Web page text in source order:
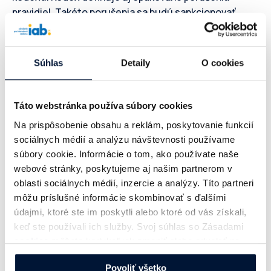
Súhlas Detaily O cookies
Táto webstránka používa súbory cookies
Na prispôsobenie obsahu a reklám, poskytovanie funkcií
sociálnych médií a analýzu návštevnosti používame
súbory cookie. Informácie o tom, ako používate naše
webové stránky, poskytujeme aj našim partnerom v
oblasti sociálnych médií, inzercie a analýzy. Títo partneri
môžu príslušné informácie skombinovať s ďalšími
údajmi, ktoré ste im poskytli alebo ktoré od vás získali,
keď ste používali ich služby. Svoj súhlas so Zásadami
cookiesmôžete kedykoľvek zmeniť alebo odvolať na
našej webovej stránke.
Povoliť všetko
pravidiel. Takéto porušenia sa budú sankcionovať
rôznymi postihmi od zrušenia členskej zľavy za
meranie IABmonitor až po odobratie prístupu ku
kompletným dátam. V Článku 3 pribudol pojem
„periodikum.“ Tomuto pojmu sa prispôsobili aj ostatné
práva k periodiku vykonáva. Ďalej sa zmeny dotkli
sa budú môcť používať ako titulná fotografia, ak budú
zachované autorské práva k daným fotografiám a
nebude porušený Autorský zákon.To je len malá
ochutnávka zmien v Kódexe.
“V Kódexe pribudol pojem periodikum.
Vymedzuje sa kto je vydavateľ periodika
a kto práva k periodiku vykonáva.”